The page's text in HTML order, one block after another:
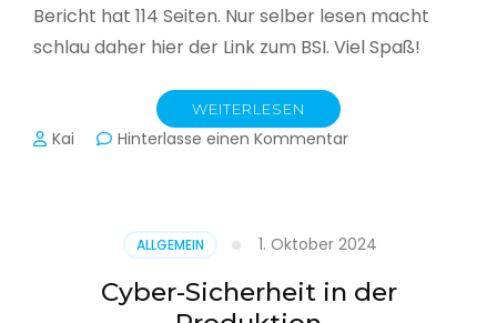
Bericht hat 114 Seiten. Nur selber lesen macht
schlau daher hier der Link zum BSI. Viel Spaß!
WEITERLESEN
Kai Hinterlasse einen Kommentarzu
seinen
Lagebericht
zur
ALLGEMEIN 1. Oktober 2024
Cyber-Sicherheit in der